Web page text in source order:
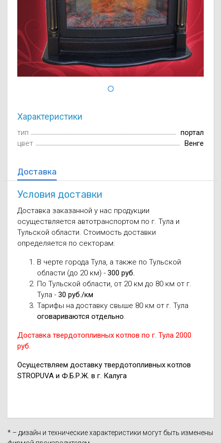
Характеристики
тип
портал
цвет
Венге
Доставка
Условия доставки
Доставка заказанной у нас продукции
осуществляется автотранспортом по г. Тула и
Тульской области. Стоимость доставки
определяется по секторам:
В черте города Тула, а также по Тульской
области (до 20 км) - 300 руб.
По Тульской области, от 20 км до 80 км от г.
Тула - 30 руб./км
Тарифы на доставку свыше 80 км от г. Тула
оговариваются отдельно.
Доставка твердотопливных котлов по г. Тула 2000
руб.
Осуществляем доставку твердотопливных котлов
STROPUVA и Ф.Б.Р.Ж. в г. Калуга
* – дизайн и технические характеристики могут быть изменены
Осушители
Wi-Fi модуля
отработанном